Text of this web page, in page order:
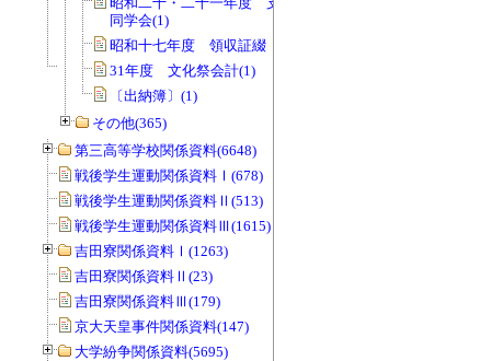
同学会(1)
昭和十七年度 領収証綴 同学会(1)
31年度 文化祭会計(1)
〔出納簿〕(1)
その他(365)
第三高等学校関係資料(6648)
戦後学生運動関係資料Ⅰ(678)
戦後学生運動関係資料Ⅱ(513)
戦後学生運動関係資料Ⅲ(1615)
吉田寮関係資料Ⅰ(1263)
吉田寮関係資料Ⅱ(23)
吉田寮関係資料Ⅲ(179)
京大天皇事件関係資料(147)
大学紛争関係資料(5695)